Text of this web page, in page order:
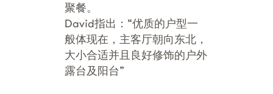
聚餐。
David指出：“优质的户型一
般体现在，主客厅朝向东北，
大小合适并且良好修饰的户外
露台及阳台”